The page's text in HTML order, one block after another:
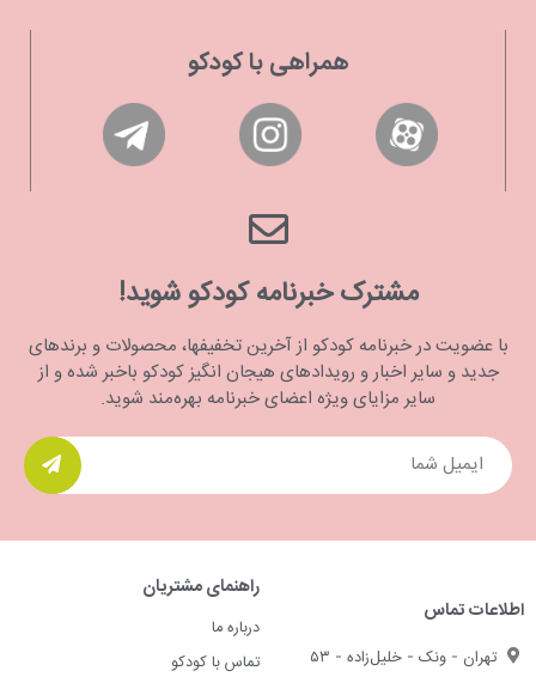
همراهی با کودکو
مشترک خبرنامه کودکو شوید!
با عضویت در خبرنامه کودکو از آخرین تخفیفها، محصولات و برندهای
جدید و سایر اخبار و رویدادهای هیجان انگیز کودکو باخبر شده و از
سایر مزایای ویژه اعضای خبرنامه بهره‌مند شوید.
اطلاعات تماس
تهران - ونک - خلیل‌زاده - ۵۳
راهنمای مشتریان
درباره ما
تماس با کودکو